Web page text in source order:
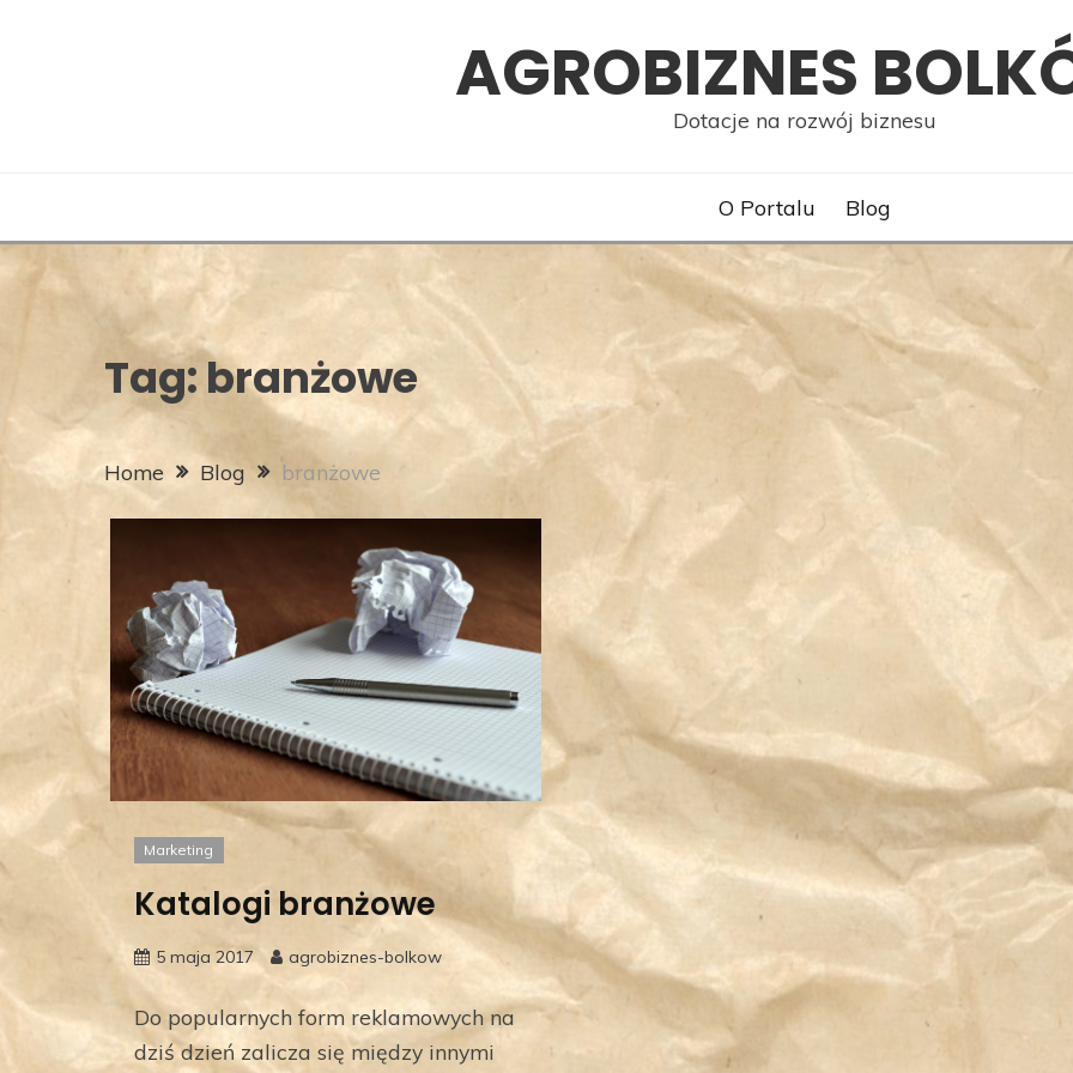
AGROBIZNES
Dotacje na rozwój biznesu
O Portalu Blog
Tag:branżowe
Home Blog branżowe
Marketing
Katalogi branżowe
5 maja 2017 agrobiznes-bolkow
Do popularnych form reklamowych na
dziś dzień zalicza się między innymi